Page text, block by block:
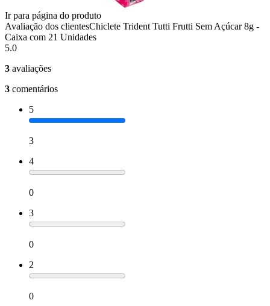
Ir para página do produto
Avaliação dos clientesChiclete Trident Tutti Frutti Sem Açúcar 8g -
Caixa com 21 Unidades
5.0
3 avaliações
3 comentários
5
3
4
0
3
0
2
0